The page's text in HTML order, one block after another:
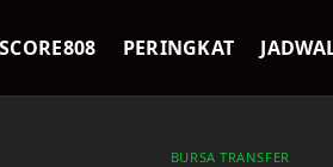
SCORE808 PERINGKAT
BURSA TRANSFER